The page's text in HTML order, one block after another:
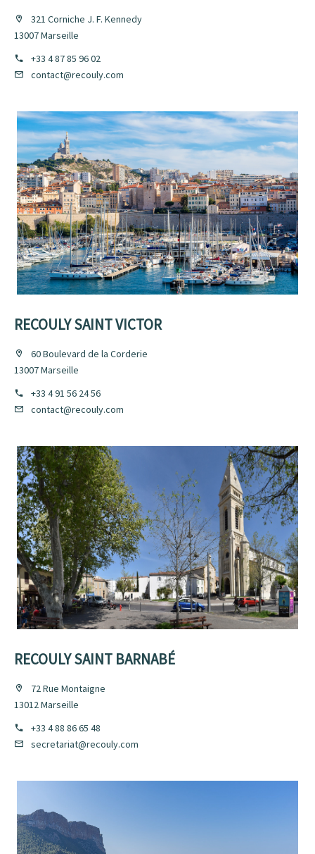
321 Corniche J. F. Kennedy
13007 Marseille
+33 4 87 85 96 02
contact@recouly.com
RECOULY SAINT VICTOR
60 Boulevard de la Corderie
13007 Marseille
+33 4 91 56 24 56
contact@recouly.com
RECOULY SAINT BARNABÉ
72 Rue Montaigne
13012 Marseille
+33 4 88 86 65 48
secretariat@recouly.com